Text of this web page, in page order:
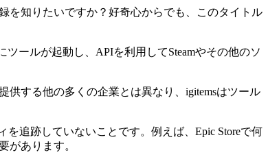
を知りたいですか？好奇心からでも、このタイトル
ールが起動し、APIを利用してSteamやその他のソ
する他の多くの企業とは異なり、igitemsはツール
追跡していないことです。例えば、Epic Storeで何
があります。